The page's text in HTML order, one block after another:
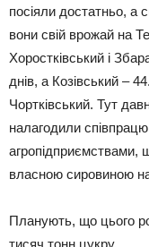
посіяли достатньо, а
вони свій врожай на
Хоростківський і
днів, а Козівський –
Чортківський. Тут
налагодили
агропідприємствами,
власною сировиною
Планують, що цього
тисяч тонн цукру.